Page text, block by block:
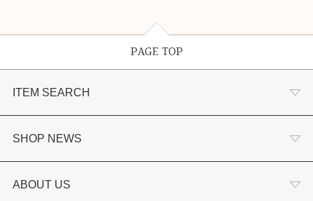
PAGE TOP
ITEM SEARCH
婚約指輪
結婚指輪
SHOP NEWS
選ばれる理由まとめ
ABOUT US